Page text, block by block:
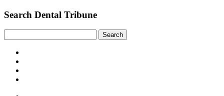
Search Dental Tribune